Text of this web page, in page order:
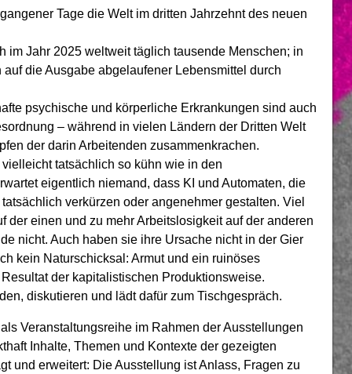
Tage die Welt im dritten Jahrzehnt des neuen
im Jahr 2025 weltweit täglich tausende Menschen; in
die Ausgabe abgelaufener Lebensmittel durch
psychische und körperliche Erkrankungen sind auch
– während in vielen Ländern der Dritten Welt
der darin Arbeitenden zusammenkrachen.
tatsächlich so kühn wie in den
eigentlich niemand, dass KI und Automaten, die
verkürzen oder angenehmer gestalten. Viel
der einen und zu mehr Arbeitslosigkeit auf der anderen
nicht. Auch haben sie ihre Ursache nicht in der Gier
kein Naturschicksal: Armut und ein ruinöses
der kapitalistischen Produktionsweise.
diskutieren und lädt dafür zum Tischgespräch.
Veranstaltungsreihe im Rahmen der Ausstellungen
Inhalte, Themen und Kontexte der gezeigten
und erweitert: Die Ausstellung ist Anlass, Fragen zu